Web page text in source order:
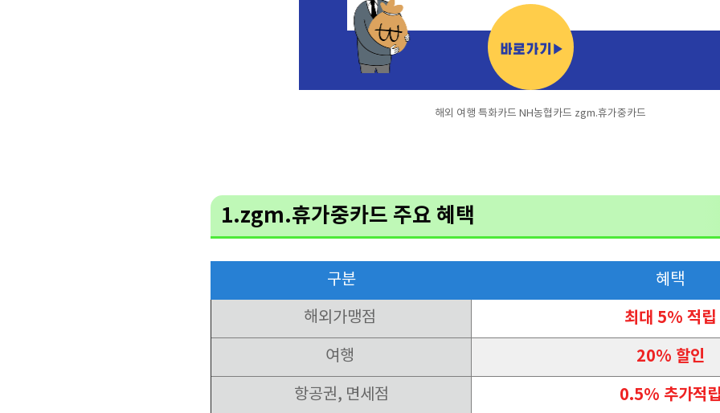
해외 여행 특화카드 NH농협카드 zgm.휴가중카드
1.zgm.휴가중카드 주요 혜택
구분 혜택
해외가맹점 최대 5% 적립
여행 20% 할인
항공권, 면세점 0.5% 추가적